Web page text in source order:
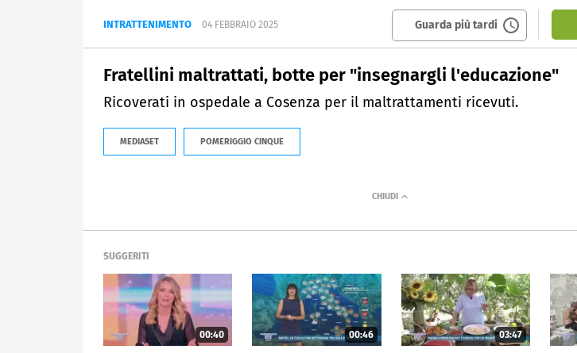
INTRATTENIMENTO 04 FEBBRAIO 2025 Guarda più tardi
Fratellini maltrattati, botte per "insegnargli l'educazione"
Ricoverati in ospedale a Cosenza per il maltrattamenti ricevuti.
MEDIASET POMERIGGIO CINQUE
SUGGERITI
00:40 00:46 03:47